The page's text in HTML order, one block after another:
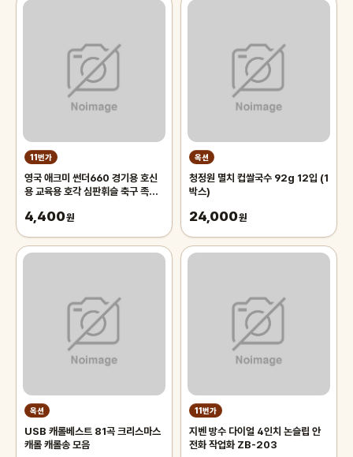
11번가
영국 애크미 썬더660 경기용 호신
용 교육용 호각 심판휘슬 축구 족구
4,400원
옥션
청정원 멸치 컵쌀국수 92g 12입 (1
박스)
24,000원
옥션
USB 캐롤베스트 81곡 크리스마스
캐롤 캐롤송 모음
11번가
지벤 방수 다이얼 4인치 논슬립 안
전화 작업화 ZB-203